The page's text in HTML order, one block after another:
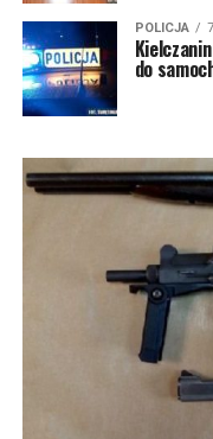
POLICJA
do